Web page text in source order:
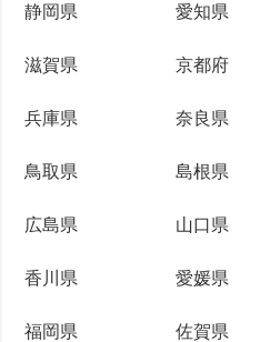
静岡県 愛知県
滋賀県 京都府
兵庫県 奈良県
鳥取県 島根県
広島県 山口県
香川県 愛媛県
福岡県 佐賀県